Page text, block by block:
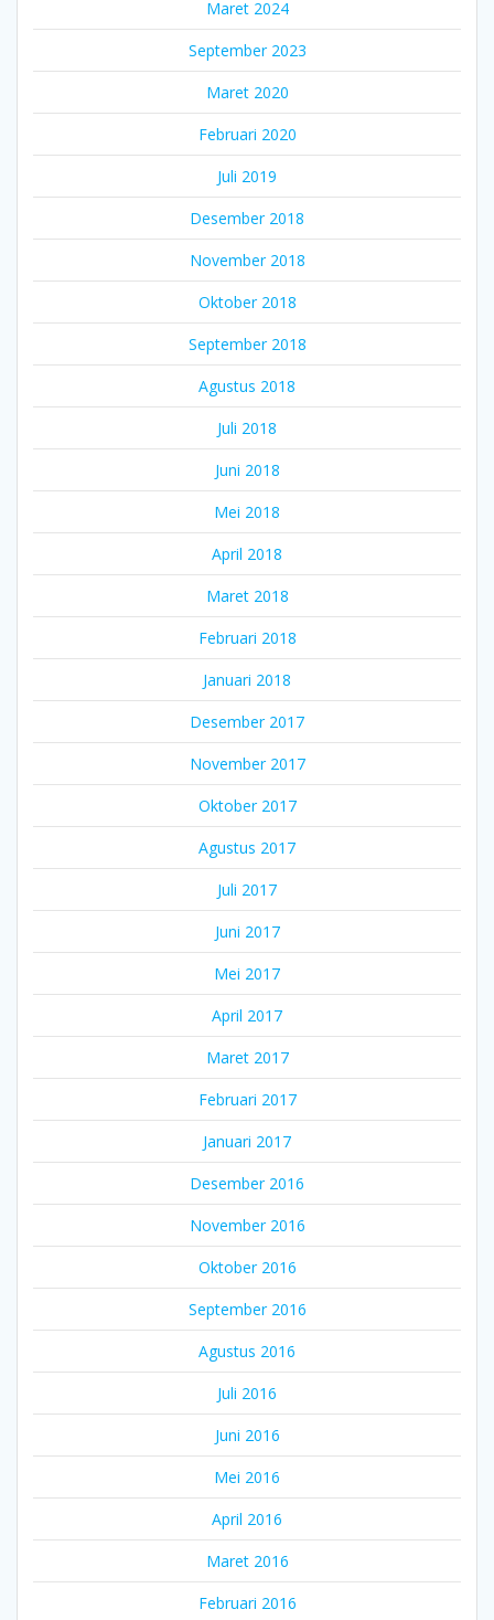
Maret 2024
September 2023
Maret 2020
Februari 2020
Juli 2019
Desember 2018
November 2018
Oktober 2018
September 2018
Agustus 2018
Juli 2018
Juni 2018
Mei 2018
April 2018
Maret 2018
Februari 2018
Januari 2018
Desember 2017
November 2017
Oktober 2017
Agustus 2017
Juli 2017
Juni 2017
Mei 2017
April 2017
Maret 2017
Februari 2017
Januari 2017
Desember 2016
November 2016
Oktober 2016
September 2016
Agustus 2016
Juli 2016
Juni 2016
Mei 2016
April 2016
Maret 2016
Februari 2016